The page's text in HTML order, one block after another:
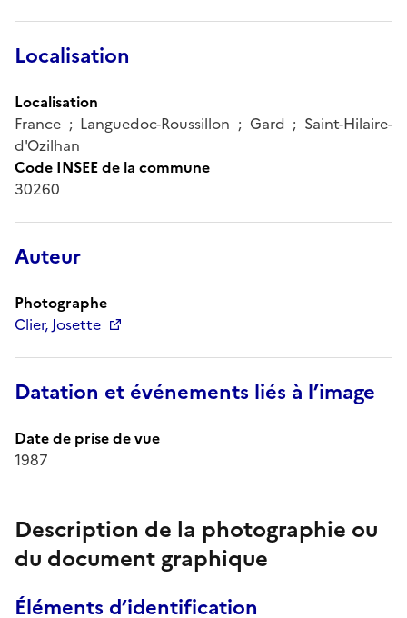
Localisation
Localisation
France ; Languedoc-Roussillon ; Gard ; Saint-Hilaire-
d'Ozilhan
Code INSEE de la commune
30260
Auteur
Photographe
Clier, Josette
Datation et événements liés à l’image
Date de prise de vue
1987
Description de la photographie ou
du document graphique
Éléments d’identification